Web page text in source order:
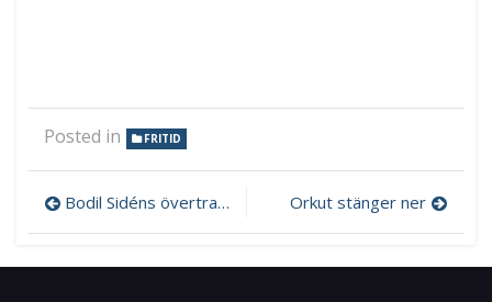
Posted in FRITID
Inläggsnavigering
Bodil Sidéns övertramp Orkut stänger ner